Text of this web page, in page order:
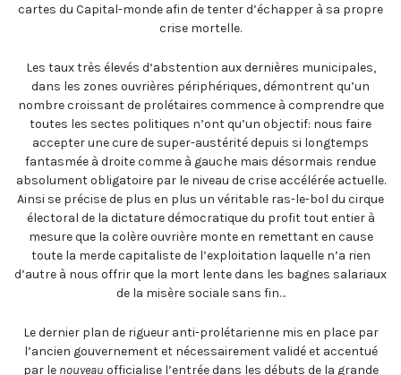
cartes du Capital-monde afin de tenter d’échapper à sa propre
crise mortelle.
Les taux très élevés d‘abstention aux dernières municipales,
dans les zones ouvrières périphériques, démontrent qu’un
nombre croissant de prolétaires commence à comprendre que
toutes les sectes politiques n’ont qu’un objectif: nous faire
accepter une cure de super-austérité depuis si longtemps
fantasmée à droite comme à gauche mais désormais rendue
absolument obligatoire par le niveau de crise accélérée actuelle.
Ainsi se précise de plus en plus un véritable ras-le-bol du cirque
électoral de la dictature démocratique du profit tout entier à
mesure que la colère ouvrière monte en remettant en cause
toute la merde capitaliste de l’exploitation laquelle n’a rien
d’autre à nous offrir que la mort lente dans les bagnes salariaux
de la misère sociale sans fin…
Le dernier plan de rigueur anti-prolétarienne mis en place par
l’ancien gouvernement et nécessairement validé et accentué
par le nouveau officialise l’entrée dans les débuts de la grande